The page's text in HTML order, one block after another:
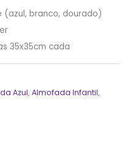
(azul, branco, dourado)
35x35cm cada
Azul,Almofada Infantil,